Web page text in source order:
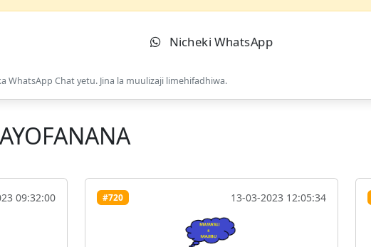
Nicheki WhatsApp
WhatsApp Chat yetu. Jina la muulizaji limehifadhiwa.
09:32:00 #720 13-03-2023 12:05:34